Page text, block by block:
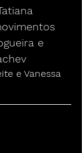
e
e Vanessa